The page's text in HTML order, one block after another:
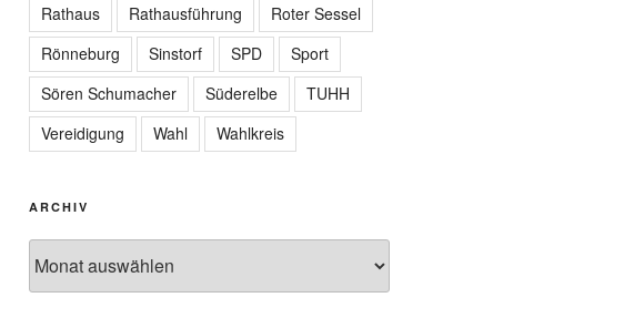
Rathaus
Rathausführung
Roter Sessel
Rönneburg
Sinstorf SPD
Sport
Sören Schumacher
Süderelbe
TUHH
Vereidigung
Wahl Wahlkreis
ARCHIV